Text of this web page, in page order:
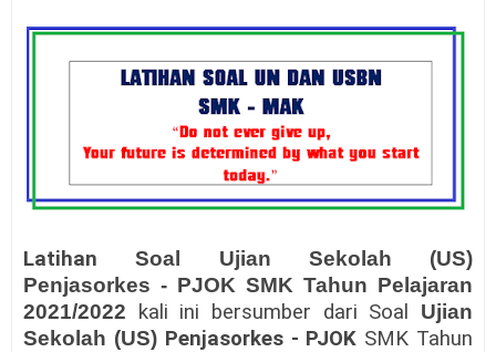
LatihanSoal Ujian Sekolah (US)
Penjasorkes - PJOK SMK Tahun Pelajaran
2021/2022 kali ini bersumber dari Soal Ujian
Sekolah (US) Penjasorkes - PJOK SMK Tahun